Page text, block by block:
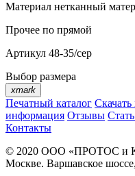
Материал нетканный
Прочее по прямой
Артикул 48-35/сер
Выбор размера
xmark
Печатный каталог Скачать
информация Отзывы
Контакты
© 2020 ООО «ПРОТОС и
Москве. Варшавское